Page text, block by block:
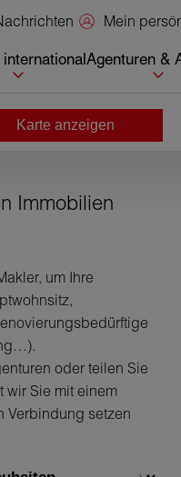
Mein
Agenturen &
Karte anzeigen
Immobilien
um Ihre
oder teilen Sie
wir Sie mit einem
Verbindung setzen